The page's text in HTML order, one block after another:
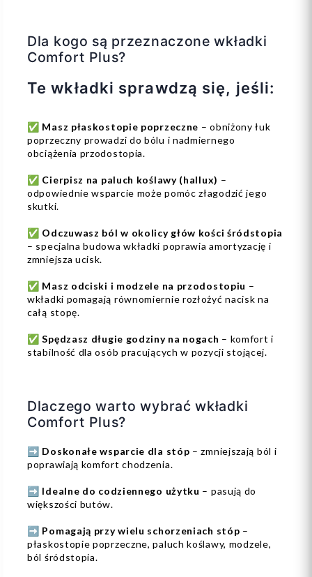
Dla kogo są przeznaczone wkładki
Comfort Plus?
Te wkładki sprawdzą się, jeśli:
✅ Masz płaskostopie poprzeczne – obniżony łuk
poprzeczny prowadzi do bólu i nadmiernego
obciążenia przodostopia.
✅ Cierpisz na paluch koślawy (hallux) –
odpowiednie wsparcie może pomóc złagodzić jego
skutki.
✅ Odczuwasz ból w okolicy głów kości śródstopia
– specjalna budowa wkładki poprawia amortyzację i
zmniejsza ucisk.
✅ Masz odciski i modzele na przodostopiu –
wkładki pomagają równomiernie rozłożyć nacisk na
całą stopę.
✅Spędzasz długie godziny na nogach – komfort i
stabilność dla osób pracujących w pozycji stojącej.
Dlaczego warto wybrać wkładki
Comfort Plus?
➡️ Doskonałe wsparcie dla stóp – zmniejszają ból i
poprawiają komfort chodzenia.
➡️ Idealne do codziennego użytku – pasują do
większości butów.
➡️ Pomagają przy wielu schorzeniach stóp –
płaskostopie poprzeczne, paluch koślawy, modzele,
ból śródstopia.